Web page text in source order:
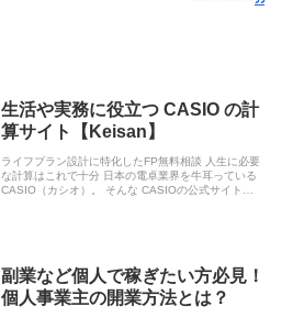
生活や実務に役立つ CASIO の計
算サイト【Keisan】
ライフプラン設計に特化したFP無料相談 人生に必要
な計算はこれで十分 日本の電卓業界を牛耳っている
CASIO（カシオ）。 そんな CASIOの公式サイト
副業など個人で稼ぎたい方必見！
個人事業主の開業方法とは？